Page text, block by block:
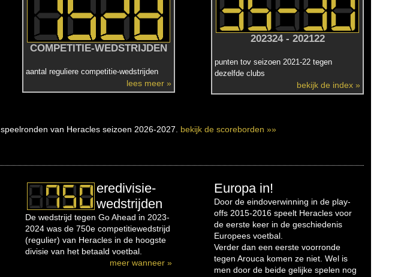
COMPETITIE-WEDSTRIJDEN
aantal reguliere competitie-wedstrijden
lees meer »
202324 - 202122
punten tov seizoen 2021-22 tegen
dezelfde clubs
bekijk de index »
speelronden van Heracles seizoen 2026-2027. bekijk de scoreborden »»
eredivisie-
wedstrijden
De wedstrijd tegen Go Ahead in 2023-
2024 was de 750e competitiewedstrijd
(regulier) van Heracles in de hoogste
divisie van het betaald voetbal.
meer wanneer »
Europa in!
Door de eindoverwinning in de play-
offs 2015-2016 speelt Heracles voor
de eerste keer in de geschiedenis
Europees voetbal.
Verder dan een eerste voorronde
tegen Arouca komen ze niet. Wel is
men door de beide gelijke spelen nog